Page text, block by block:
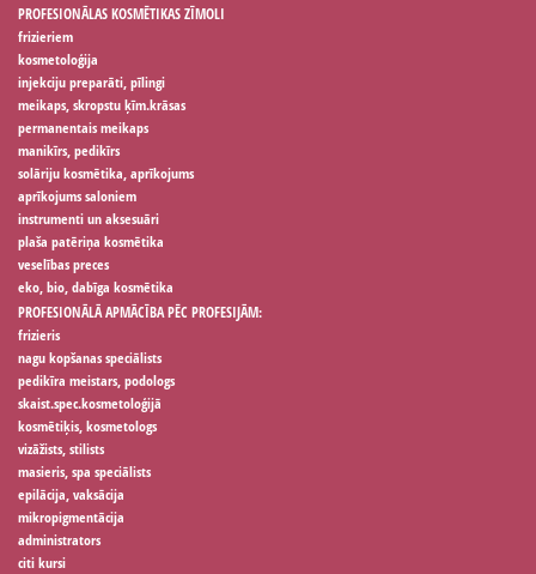
PROFESIONĀLAS KOSMĒTIKAS ZĪMOLI
frizieriem
kosmetoloģija
injekciju preparāti, pīlingi
meikaps, skropstu ķīm.krāsas
permanentais meikaps
manikīrs, pedikīrs
solāriju kosmētika, aprīkojums
aprīkojums saloniem
instrumenti un aksesuāri
plaša patēriņa kosmētika
veselības preces
eko, bio, dabīga kosmētika
PROFESIONĀLĀ APMĀCĪBA PĒC PROFESIJĀM:
frizieris
nagu kopšanas speciālists
pedikīra meistars, podologs
skaist.spec.kosmetoloģijā
kosmētiķis, kosmetologs
vizāžists, stilists
masieris, spa speciālists
epilācija, vaksācija
mikropigmentācija
administrators
citi kursi